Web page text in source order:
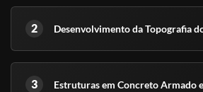
2 Desenvolvimento da Topografia
3 Estruturas em Concreto Armado